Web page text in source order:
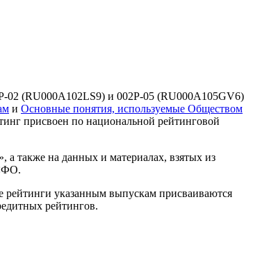
(RU000A102LS9) и 002Р-05 (RU000A105GV6)
и Основные понятия, используемые Обществом
присвоен по национальной рейтинговой
также на данных и материалах, взятых из
рейтинги указанным выпускам присваиваются
рейтингов.